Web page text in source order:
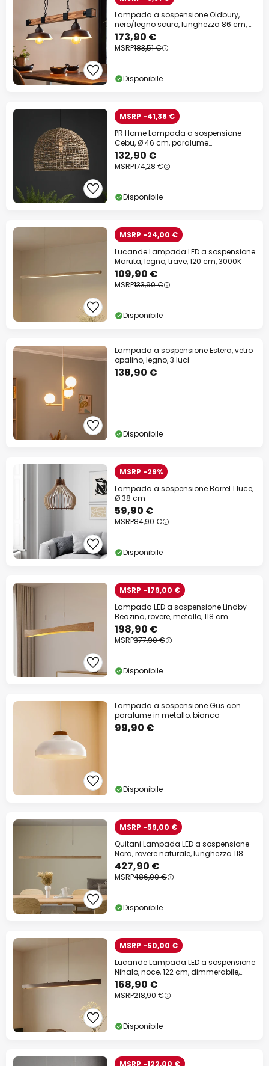
Lampada a sospensione Oldbury,
nero/legno scuro, lunghezza 86 cm, a
2 luci.
173,90 €
MSRP183,51 €
Disponibile
MSRP -41,38 €
PR Home Lampada a sospensione
Cebu, Ø 46 cm, paralume
Lampakanay, IP20
132,90 €
MSRP174,28 €
Disponibile
MSRP -24,00 €
Lucande Lampada LED a sospensione
Maruta, legno, trave, 120 cm, 3000K
109,90 €
MSRP133,90 €
Disponibile
Lampada a sospensione Estera, vetro
opalino, legno, 3 luci
138,90 €
Disponibile
MSRP -29%
Lampada a sospensione Barrel 1 luce,
Ø 38 cm
59,90 €
MSRP84,90 €
Disponibile
MSRP -179,00 €
Lampada LED a sospensione Lindby
Beazina, rovere, metallo, 118 cm
198,90 €
MSRP377,90 €
Disponibile
Lampada a sospensione Gus con
paralume in metallo, bianco
99,90 €
Disponibile
MSRP -59,00 €
Quitani Lampada LED a sospensione
Nora, rovere naturale, lunghezza 118
cm
427,90 €
MSRP486,90 €
Disponibile
MSRP -50,00 €
Lucande Lampada LED a sospensione
Nihalo, noce, 122 cm, dimmerabile,
CCT
168,90 €
MSRP218,90 €
Disponibile
MSRP -122,00 €